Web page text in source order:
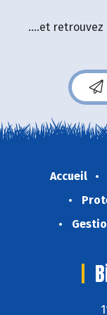
....et
Accueil